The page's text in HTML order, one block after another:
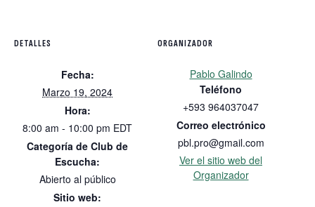
DETALLES
Fecha:
Marzo 19, 2024
Hora:
8:00 am - 10:00 pm EDT
Categoría de Club de
Escucha:
Abierto al público
Sitio web:
ORGANIZADOR
Pablo Galindo
Teléfono
+593 964037047
Correo electrónico
pbl.pro@gmail.com
Ver el sitio web del
Organizador